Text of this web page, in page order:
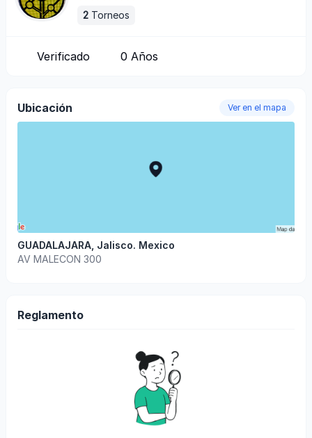
2 Torneos
Verificado 0 Años
Ubicación Ver en el mapa
GUADALAJARA Jalisco. Mexico
AV MALECON 300
Reglamento